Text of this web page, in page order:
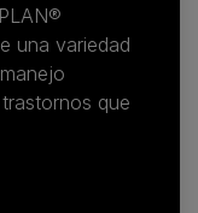
una variedad
que